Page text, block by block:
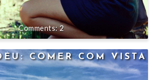
2
COMER COM VISTA